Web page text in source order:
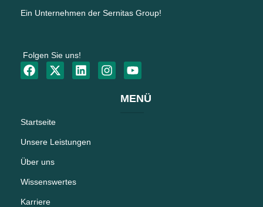
Ein Unternehmen der Sernitas Group!
Folgen Sie uns!
MENÜ
Startseite
Unsere Leistungen
Über uns
Wissenswertes
Karriere